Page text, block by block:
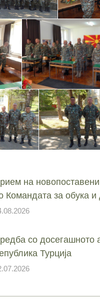
на
Командата за обука и
со досегашното
Турција